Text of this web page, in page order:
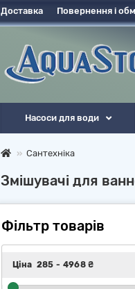
Доставка Повернення і
Насоси для води
Сантехніка
Змішувачі для
Фільтр товарів
Ціна 285 - 4968₴